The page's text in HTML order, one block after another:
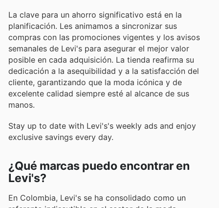
La clave para un ahorro significativo está en la
planificación. Les animamos a sincronizar sus
compras con las promociones vigentes y los avisos
semanales de Levi's para asegurar el mejor valor
posible en cada adquisición. La tienda reafirma su
dedicación a la asequibilidad y a la satisfacción del
cliente, garantizando que la moda icónica y de
excelente calidad siempre esté al alcance de sus
manos.
Stay up to date with Levi's's weekly ads and enjoy
exclusive savings every day.
¿Qué marcas puedo encontrar en
Levi's?
En Colombia, Levi's se ha consolidado como un